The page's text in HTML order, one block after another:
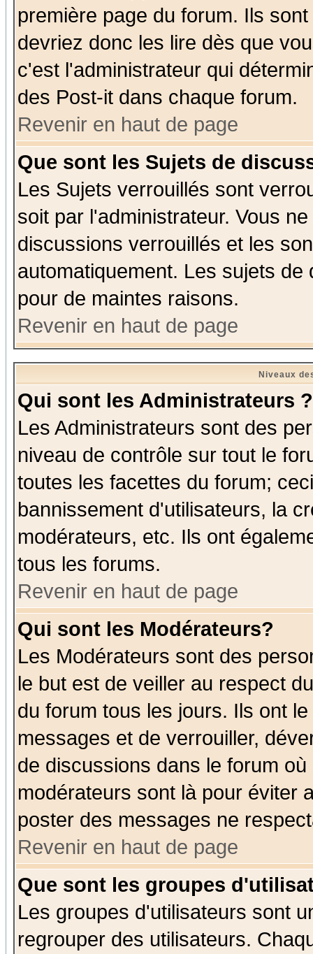
première page du forum. Ils
devriez donc les lire dès que
c'est l'administrateur qui
des Post-it dans chaque forum.
Revenir en haut de page
Que sont les Sujets de
Les Sujets verrouillés sont
soit par l'administrateur. Vous
discussions verrouillés et les
automatiquement. Les sujets
pour de maintes raisons.
Revenir en haut de page
Niveaux
Qui sont les Administrateurs ?
Les Administrateurs sont des
niveau de contrôle sur tout le
toutes les facettes du forum;
bannissement d'utilisateurs, la
modérateurs, etc. Ils ont
tous les forums.
Revenir en haut de page
Qui sont les Modérateurs?
Les Modérateurs sont des
le but est de veiller au respect
du forum tous les jours. Ils ont
messages et de verrouiller,
de discussions dans le forum
modérateurs sont là pour éviter
poster des messages ne
Revenir en haut de page
Que sont les groupes
Les groupes d'utilisateurs sont
regrouper des utilisateurs.